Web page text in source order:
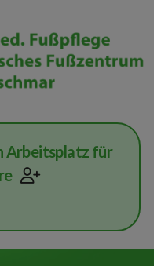
Arbeitsplatz für